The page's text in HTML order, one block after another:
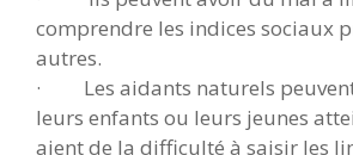
comprendre les indices sociaux
autres.
· Les aidants naturels
leurs enfants ou leurs jeunes
aient de la difficulté à saisir les